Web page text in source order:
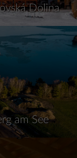
Dolina
am See